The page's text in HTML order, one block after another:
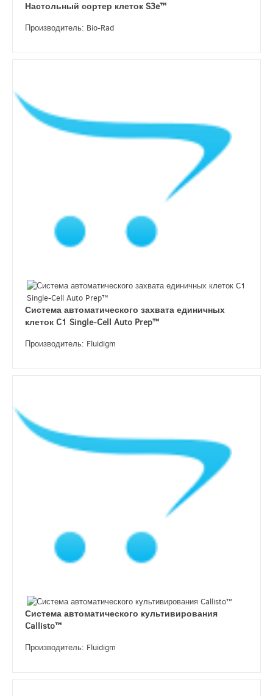
Настольный сортер клеток S3e™
Производитель: Bio-Rad
Система автоматического захвата единичных
клеток C1 Single-Cell Auto Prep™
Производитель: Fluidigm
Система автоматического культивирования
Callisto™
Производитель: Fluidigm